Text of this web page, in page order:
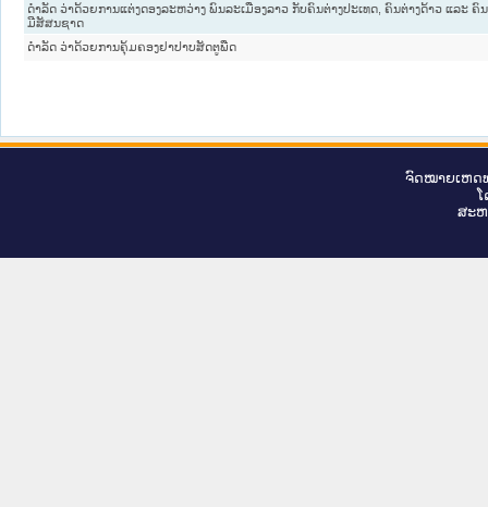
ດໍາລັດ ວ່າດ້ວຍການແຕ່ງດອງລະຫວ່າງ ພົນລະເມືອງລາວ ກັບຄົນຕ່າງປະເທດ, ຄົນຕ່າງດ້າວ ແລະ ຄົ
ມີສັສນຊາດ
ດຳລັດ ວ່າດ້ວຍການຄຸ້ມຄອງຢາປາບສັດຕູພືດ
ຈົດ​ໝາຍ​ເຫດ​
ສະ​ຫ